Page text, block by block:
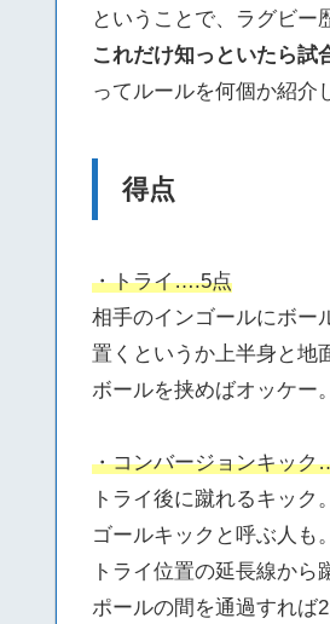
ということで、ラグビー
これだけ知っといたら試
ってルールを何個か紹介
得点
・トライ….5点
相手のインゴールにボー
置くというか上半身と地
ボールを挟めばオッケー。
・コンバージョンキック
トライ後に蹴れるキック。
ゴールキックと呼ぶ人も。
トライ位置の延長線から
ポールの間を通過すれば2